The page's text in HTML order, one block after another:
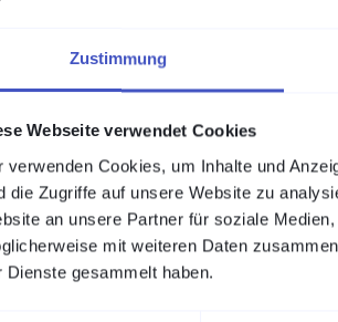
Zustimmung
Webseite verwendet Cookies
verwenden Cookies, um Inhalte und
die Zugriffe auf unsere Website zu
an unsere Partner für soziale
mit weiteren Daten
Dienste gesammelt haben.
umsetzen,
IT neu zu
Ihrer Zero Trust Strategie ergänzt
und Prozesse, statt sie zu
wächst gezielt weiter. So wird